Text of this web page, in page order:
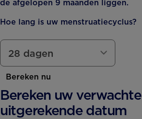
de afgelopen 9 maanden liggen.
Hoe lang is uw menstruatiecyclus?
Bereken nu
Bereken uw verwachte
uitgerekende datum